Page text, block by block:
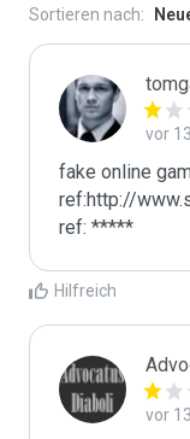
Sortieren nach:
vor
fake online
ref:http://
ref: *****
Hilfreich
vor